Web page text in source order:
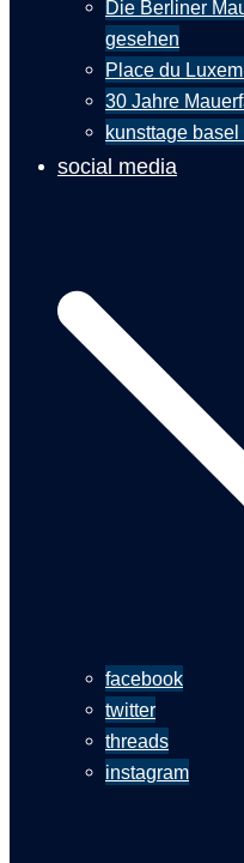
Die Berliner
gesehen
Place du
30 Jahre
kunsttage basel
social media
facebook
twitter
threads
instagram